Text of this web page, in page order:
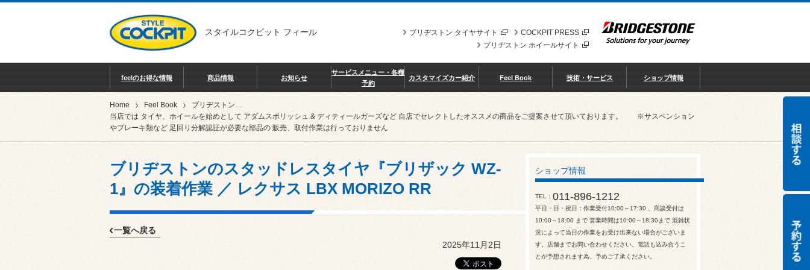
スタイルコクピット フィール COCKPIT PRESS
ブリヂストン タイヤサイト
ブリヂストン ホイールサイト
feelのお得な情報 商品情報 お知らせ
サービスメニュー・各種
予約
カスタマイズカー紹介 Feel Book 技術・サービス ショップ情報
Home Feel Book
ブリヂストンのスタッドレスタイヤ『ブリザック WZ-1』の装着作業 ／ レクサス LBX MORIZO RR
当店では タイヤ、ホイールを始めとして アダムスポリッシュ & ディティールガーズなど 自店でセレクトしたオススメの商品をご提案させて頂いております。 ※サスペンション
やブレーキ類など 足回り分解認証が必要な部品の 販売、取付作業は行っておりません
ブリヂストンのスタッドレスタイヤ『ブリザック WZ-
1』の装着作業 ／ レクサス LBX MORIZO RR
一覧へ戻る
2025年11月2日
ショップ情報
TEL 011-896-1212
平日・日・祝日：作業受付10:00～17:30 、商談受付は
10:00～18:00 まで 営業時間は10:00～18:30まで 混雑状
況によって当日の作業をお受け出来ない場合がございま
す。店舗までお問い合わせください。電話も込み合うこ
とが予想されます為、予めご了承ください。